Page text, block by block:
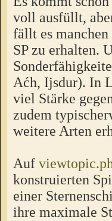
voll ausfüllt,
fällt es
SP zu erhalten.
Aćh, Ijsdur). In
viel Stärke
zudem
weitere Arten
Auf
konstruierten
einer
ihre maximale